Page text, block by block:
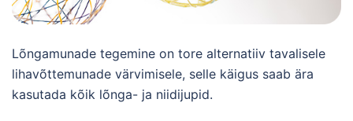
Lõngamunade tegemine on tore alternatiiv tavalisele
lihavõttemunade värvimisele, selle käigus saab ära
kasutada kõik lõnga- ja niidijupid.